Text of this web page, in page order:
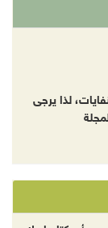
لذا يرجى